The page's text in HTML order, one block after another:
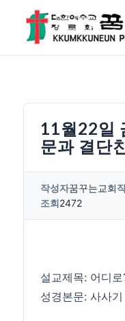
11월22일
문과 결단
작성자꿈꾸는교회
조회2472
설교제목: 어디
성경본문: 사사